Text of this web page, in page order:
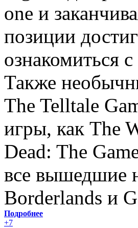
one и
позиции
ознакомиться
Также
The Telltale
игры, как The
Dead: The
все вышедшие
Borderlands и
Подробнее
+7